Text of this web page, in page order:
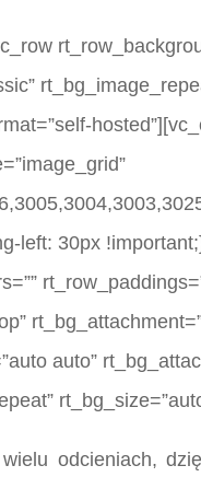
left: 30px
auto”
odcieniach,